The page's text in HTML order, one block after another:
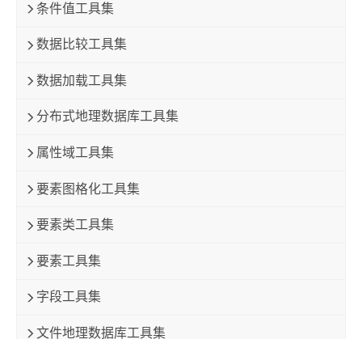
条件值工具集
数据比较工具集
数据加载工具集
分布式地理数据库工具集
属性域工具集
要素图格化工具集
要素类工具集
要素工具集
字段工具集
文件地理数据库工具集